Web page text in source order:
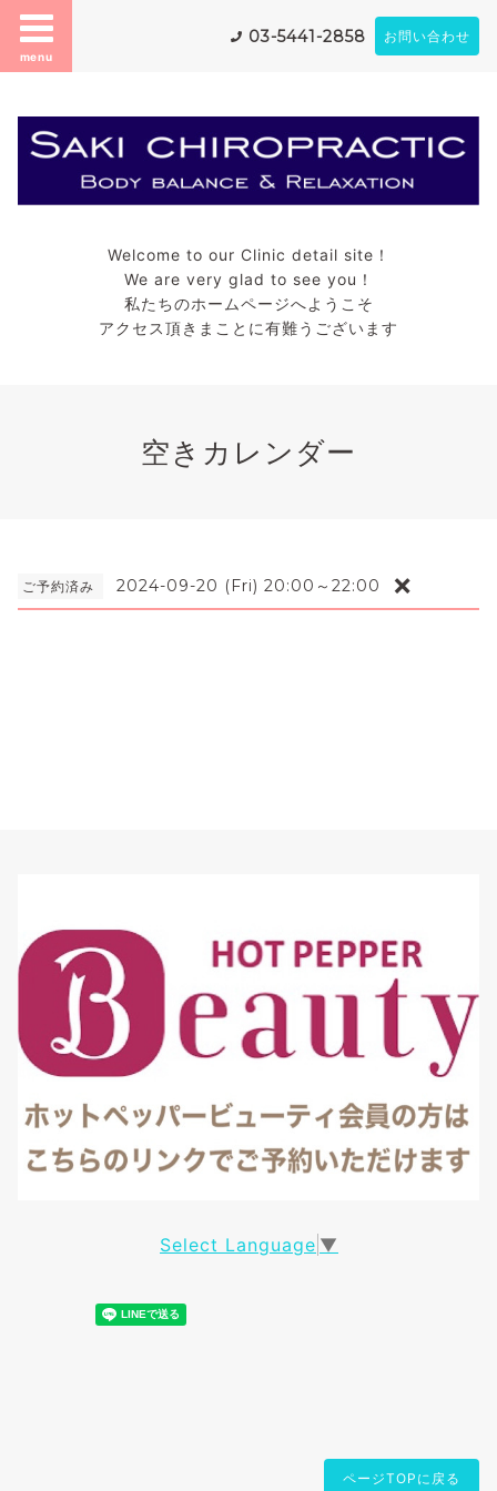
menu
03-5441-2858 お問い合わせ
Welcome to our Clinic detail site！
We are very glad to see you！
私たちのホームページへようこそ
アクセス頂きまことに有難うございます
空きカレンダー
ご予約済み 2024-09-20 (Fri) 20:00～22:00 ❌
Select Language ▼
ページTOPに戻る